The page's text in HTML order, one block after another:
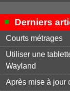
Derniers
Courts métrages
Utiliser une
Wayland
Après mise à jour